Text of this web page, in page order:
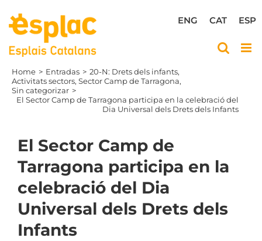
content
ESP
CAT
ENG
Home Entradas
20-N: Drets dels infants
Activitats sectors Sector Camp de Tarragona
Sin categorizar
El Sector Camp de Tarragona participa en la celebració del
Dia Universal dels Drets dels Infants
El Sector Camp de
Tarragona participa en la
celebració del Dia
Universal dels Drets dels
Infants